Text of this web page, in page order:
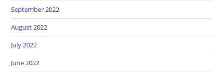
September 2022
August 2022
July 2022
June 2022